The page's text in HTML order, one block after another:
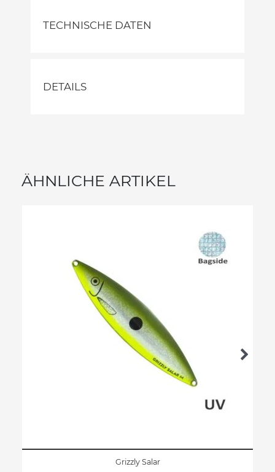
TECHNISCHE DATEN
DETAILS
ÄHNLICHE ARTIKEL
Grizzly Salar